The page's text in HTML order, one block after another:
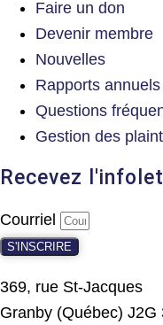
Faire un don
Devenir membre
Nouvelles
Rapports annuels
Questions
Gestion des
Recevez
Courriel
S'INSCRIRE
369, rue St-Jacques
Granby (Québec) J2G